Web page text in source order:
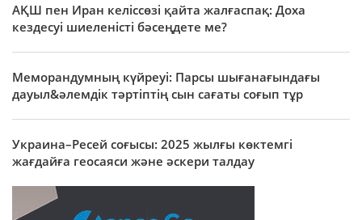
АҚШ пен Иран келіссөзі қайта жалғаспақ: Доха
кездесуі шиеленісті бәсеңдете ме?
Меморандумның күйреуі: Парсы шығанағындағы
дауыл&әлемдік тәртіптің сын сағаты соғып тұр
Украина–Ресей соғысы: 2025 жылғы көктемгі
жағдайға геосаяси және әскери талдау